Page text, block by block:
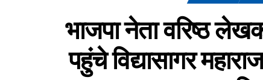
भाजपा नेता वरिष्ठ
पहुंचे विद्यासागर